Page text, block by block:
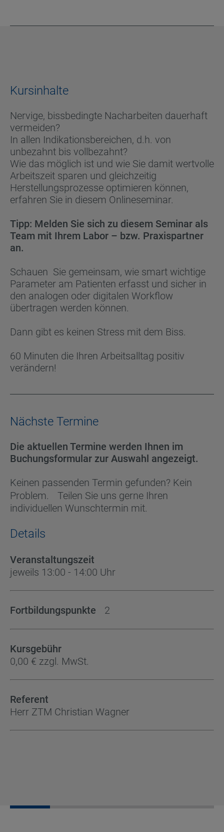
Kursinhalte
Nervige, bissbedingte Nacharbeiten dauerhaft
vermeiden?
In allen Indikationsbereichen, d.h. von
unbezahnt bis vollbezahnt?
Wie das möglich ist und wie Sie damit wertvolle
Arbeitszeit sparen und gleichzeitig
Herstellungsprozesse optimieren können,
erfahren Sie in diesem Onlineseminar.
Tipp: Melden Sie sich zu diesem Seminar als
Team mit Ihrem Labor – bzw. Praxispartner
an.
Schauen Sie gemeinsam, wie smart wichtige
Parameter am Patienten erfasst und sicher in
den analogen oder digitalen Workflow
übertragen werden können.
Dann gibt es keinen Stress mit dem Biss.
60 Minuten die Ihren Arbeitsalltag positiv
verändern!
Nächste Termine
Die aktuellen Termine werden Ihnen im
Buchungsformular zur Auswahl angezeigt.
Keinen passenden Termin gefunden? Kein
Problem. Teilen Sie uns gerne Ihren
individuellen Wunschtermin mit.
Details
Veranstaltungszeit
jeweils 13:00 - 14:00 Uhr
Fortbildungspunkte 2
Kursgebühr
0,00 € zzgl. MwSt.
Referent
Herr ZTM Christian Wagner